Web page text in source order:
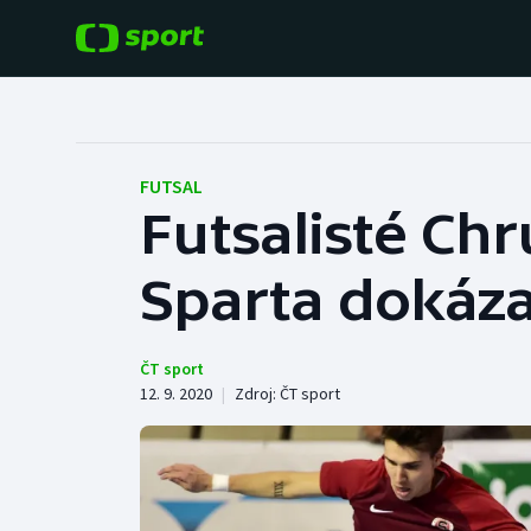
Hokej
Tenis
Cyklistika
Baseball a softbal
Basketbal
Boby a skeleton
Box
FUTSAL
Futsalisté
Sparta
ČT sport
12. 9. 2020 | Zdroj: ČT sport